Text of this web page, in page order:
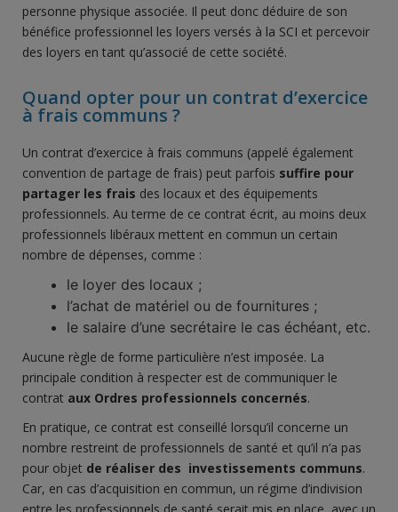
personne physique associée. Il peut donc déduire de son
bénéfice professionnel les loyers versés à la SCI et percevoir
des loyers en tant qu’associé de cette société.
Quand opter pour un contrat d’exercice
à frais communs ?
Un contrat d’exercice à frais communs (appelé également
convention de partage de frais) peut parfois suffire pour
partager les frais des locaux et des équipements
professionnels. Au terme de ce contrat écrit, au moins deux
professionnels libéraux mettent en commun un certain
nombre de dépenses, comme :
le loyer des locaux ;
l’achat de matériel ou de fournitures ;
le salaire d’une secrétaire le cas échéant, etc.
Aucune règle de forme particulière n’est imposée. La
principale condition à respecter est de communiquer le
contrat aux Ordres professionnels concernés.
En pratique, ce contrat est conseillé lorsqu’il concerne un
nombre restreint de professionnels de santé et qu’il n’a pas
pour objet de réaliser des investissements communs.
Car, en cas d’acquisition en commun, un régime d’indivision
entre les professionnels de santé serait mis en place, avec un